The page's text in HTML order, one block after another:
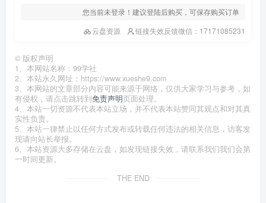
您当前未登录！建议登陆后购买，可保存购买订单
云盘资源
链接失效反馈微信：17171085231
© 版权声明
1、本网站名称：99学社
2、本站永久网址：https://www.xueshe9.com
3、本网站的文章部分内容可能来源于网络，仅供大家学习与参考，如
有侵权，请点击跳转到免责声明页面处理。
4、本站一切资源不代表本站立场，并不代表本站赞同其观点和对其真
实性负责。
5、本站一律禁止以任何方式发布或转载任何违法的相关信息，访客发
现请向站长举报。
6、本站资源大多存储在云盘，如发现链接失效，请联系我们我们会第
一时间更新。
THE END